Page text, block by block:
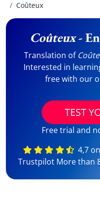
Coûteux
Coûteux-
Translation of
Interested in
free with our
TEST
Free trial and
4,7
Trustpilot More than